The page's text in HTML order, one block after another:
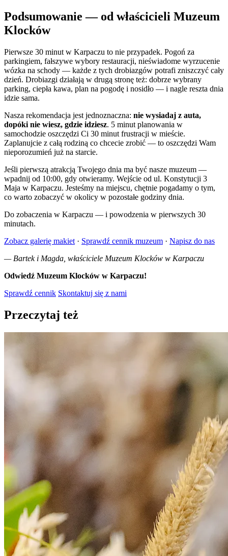
Podsumowanie — od właścicieli Muzeum
Klocków
Pierwsze 30 minut w Karpaczu to nie przypadek. Pogoń za
parkingiem, fałszywe wybory restauracji, nieświadome wyrzucenie
wózka na schody — każde z tych drobiazgów potrafi zniszczyć cały
dzień. Drobiazgi działają w drugą stronę też: dobrze wybrany
parking, ciepła kawa, plan na pogodę i nosidło — i nagle reszta dnia
idzie sama.
Nasza rekomendacja jest jednoznaczna: nie wysiadaj z auta,
dopóki nie wiesz, gdzie idziesz. 5 minut planowania w
samochodzie oszczędzi Ci 30 minut frustracji w mieście.
Zaplanujcie z całą rodziną co chcecie zrobić — to oszczędzi Wam
nieporozumień już na starcie.
Jeśli pierwszą atrakcją Twojego dnia ma być nasze muzeum —
wpadnij od 10:00, gdy otwieramy. Wejście od ul. Konstytucji 3
Maja w Karpaczu. Jesteśmy na miejscu, chętnie pogadamy o tym,
co warto zobaczyć w okolicy w pozostałe godziny dnia.
Do zobaczenia w Karpaczu — i powodzenia w pierwszych 30
minutach.
Zobacz galerię makiet · Sprawdź cennik muzeum · Napisz do nas
— Bartek i Magda, właściciele Muzeum Klocków w Karpaczu
Odwiedź Muzeum Klocków w Karpaczu!
Sprawdź cennik Skontaktuj się z nami
Przeczytaj też